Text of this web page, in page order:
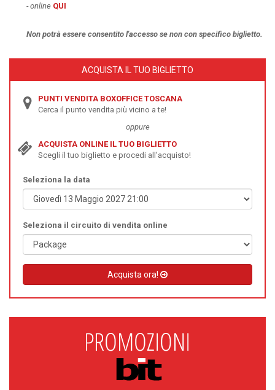
- online QUI
Non potrà essere consentito l'accesso se non con specifico biglietto.
ACQUISTA IL TUO BIGLIETTO
PUNTI VENDITA BOXOFFICE TOSCANA
Cerca il punto vendita più vicino a te!
oppure
ACQUISTA ONLINE IL TUO BIGLIETTO
Scegli il tuo biglietto e procedi all'acquisto!
Seleziona la data
Seleziona il circuito di vendita online
Acquista ora!